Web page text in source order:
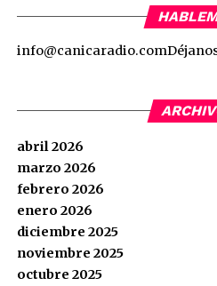
info@canicaradio.com
abril 2026
marzo 2026
febrero 2026
enero 2026
diciembre 2025
noviembre 2025
octubre 2025